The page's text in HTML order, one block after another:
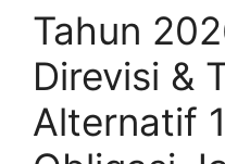
Tahun
Direvisi &
Alternatif